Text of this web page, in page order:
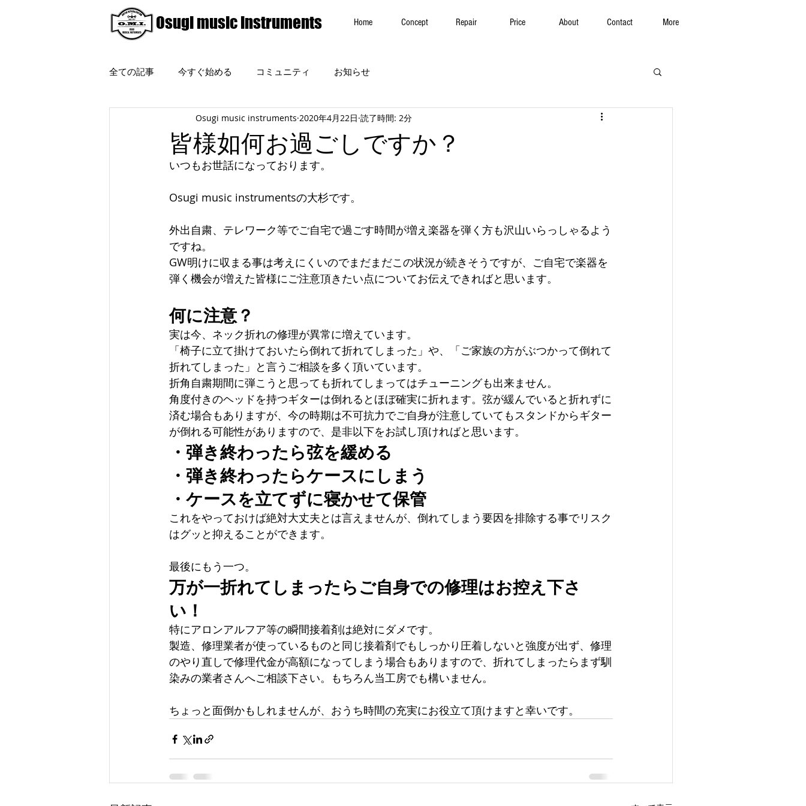
Osugi music instruments Home Concept Repair Price About Contact More
全ての記事 今すぐ始める コミュニティ お知らせ
皆様如何お過ごしですか？
Osugi music instruments 2020年4月22日 読了時間: 2分
いつもお世話になっております。
Osugi music instrumentsの大杉です。
外出自粛、テレワーク等でご自宅で過ごす時間が増え楽器を弾く方も沢山いらっしゃるよう
ですね。
GW明けに収まる事は考えにくいのでまだまだこの状況が続きそうですが、ご自宅で楽器を
弾く機会が増えた皆様にご注意頂きたい点についてお伝えできればと思います。
何に注意？
実は今、ネック折れの修理が異常に増えています。
「椅子に立て掛けておいたら倒れて折れてしまった」や、「ご家族の方がぶつかって倒れて
折れてしまった」と言うご相談を多く頂いています。
折角自粛期間に弾こうと思っても折れてしまってはチューニングも出来ません。
角度付きのヘッドを持つギターは倒れるとほぼ確実に折れます。弦が緩んでいると折れずに
済む場合もありますが、今の時期は不可抗力でご自身が注意していてもスタンドからギター
が倒れる可能性がありますので、是非以下をお試し頂ければと思います。
・弾き終わったら弦を緩める
・弾き終わったらケースにしまう
・ケースを立てずに寝かせて保管
これをやっておけば絶対大丈夫とは言えませんが、倒れてしまう要因を排除する事でリスク
はグッと抑えることができます。
最後にもう一つ。
万が一折れてしまったらご自身での修理はお控え下さ
い！
特にアロンアルフア等の瞬間接着剤は絶対にダメです。
製造、修理業者が使っているものと同じ接着剤でもしっかり圧着しないと強度が出ず、修理
のやり直しで修理代金が高額になってしまう場合もありますので、折れてしまったらまず馴
染みの業者さんへご相談下さい。もちろん当工房でも構いません。
ちょっと面倒かもしれませんが、おうち時間の充実にお役立て頂けますと幸いです。